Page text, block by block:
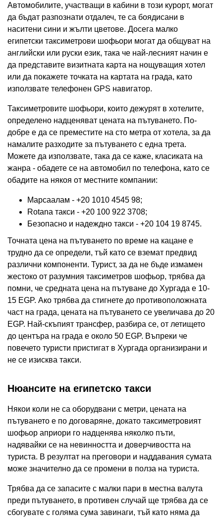
Автомобилите, участващи в кабини в този курорт, могат
да бъдат разпознати отдалеч, те са боядисани в
наситени сини и жълти цветове. Досега малко
египетски таксиметрови шофьори могат да общуват на
английски или руски език, така че най-лесният начин е
да представите визитната карта на нощуващия хотел
или да покажете точката на картата на града, като
използвате телефонен GPS навигатор.
Таксиметровите шофьори, които дежурят в хотелите,
определено надценяват цената на пътуването. По-
добре е да се преместите на сто метра от хотела, за да
намалите разходите за пътуването с една трета.
Можете да използвате, така да се каже, класиката на
жанра - обадете се на автомобил по телефона, като се
обадите на някоя от местните компании:
Марсаалам - +20 1010 4545 98;
Rotana такси - +20 100 922 3708;
Безопасно и надеждно такси - +20 104 19 8745.
Точната цена на пътуването по време на кацане е
трудно да се определи, тъй като се вземат предвид
различни компоненти. Турист, за да не бъде измамен
жестоко от разумния таксиметров шофьор, трябва да
помни, че средната цена на пътуване до Хургада е 10-
15 EGP. Ако трябва да стигнете до противоположната
част на града, цената на пътуването се увеличава до 20
EGP. Най-скъпият трансфер, разбира се, от летището
до центъра на града е около 50 EGP. Въпреки че
повечето туристи пристигат в Хургада организирани и
не се изисква такси.
Нюансите на египетско такси
Някои коли не са оборудвани с метри, цената на
пътуването е по договаряне, докато таксиметровият
шофьор априори го надценява няколко пъти,
надявайки се на невинността и доверчивостта на
туриста. В резултат на преговори и наддавания сумата
може значително да се промени в полза на туриста.
Трябва да се запасите с малки пари в местна валута
преди пътуването, в противен случай ще трябва да се
сбогувате с голяма сума завинаги, тъй като няма да